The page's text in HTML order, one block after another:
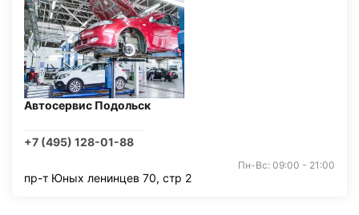
Автосервис Подольск
+7 (495) 128-01-88
Пн-Вс: 09:00 - 21:00
пр-т Юных ленинцев 70, стр 2